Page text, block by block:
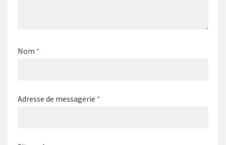
Nom *
Adresse de messagerie *